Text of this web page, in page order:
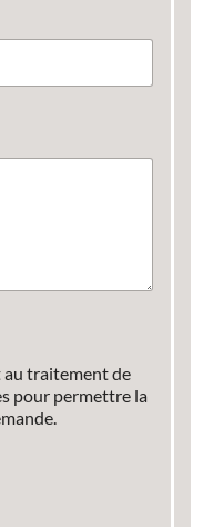
au traitement de
pour permettre la